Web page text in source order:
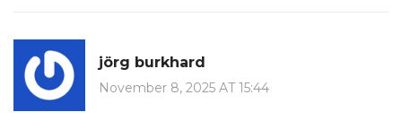
jörg burkhard
November 8, 2025 AT 15:44